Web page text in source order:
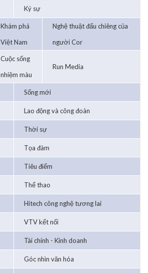
Ký sự
Khám phá
Việt Nam
Nghệ thuật đấu chiêng của
người Cor
Cuộc sống
nhiệm màu
Run Media
Sống mới
Lao động và công đoàn
Thời sự
Tọa đàm
Tiêu điểm
Thể thao
Hitech công nghệ tương lai
VTV kết nối
Tài chính - Kinh doanh
Góc nhìn văn hóa